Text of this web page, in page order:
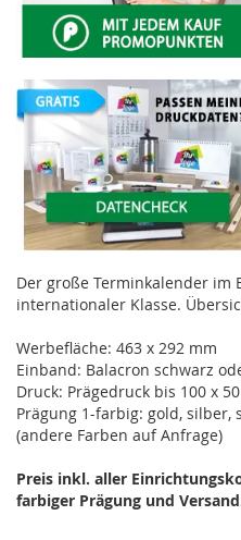
Der große Terminkalender im
internationaler Klasse.
Werbefläche: 463 x 292 mm
Einband: Balacron schwarz
Druck: Prägedruck bis 100 x
Prägung 1-farbig: gold,
(andere Farben auf Anfrage)
Preis inkl. aller
farbiger Prägung und